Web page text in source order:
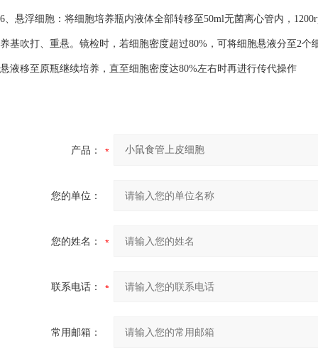
6、悬浮细胞：将细胞培养瓶内液体全部转移至50ml无菌离心管内，
养基吹打、重悬。镜检时，若细胞密度超过80%，可将细胞悬液分至2
悬液移至原瓶继续培养，直至细胞密度达80%左右时再进行传代操作
产品：
您的单位：
您的姓名：
联系电话：
常用邮箱：